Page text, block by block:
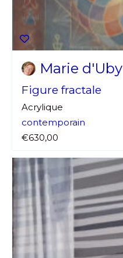
Marie d'Uby
Figure fractale
Acrylique
contemporain
€630,00